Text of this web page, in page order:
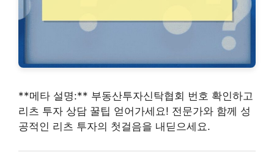
**메타 설명:** 부동산투자신탁협회 번호 확인하고
리츠 투자 상담 꿀팁 얻어가세요! 전문가와 함께 성
공적인 리츠 투자의 첫걸음을 내딛으세요.